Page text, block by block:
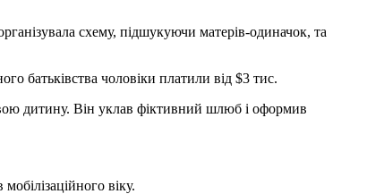
схему, підшукуючи матерів-одиначок, та
батьківства чоловіки платили від $3 тис.
дитину. Він уклав фіктивний шлюб і оформив
мобілізаційного віку.